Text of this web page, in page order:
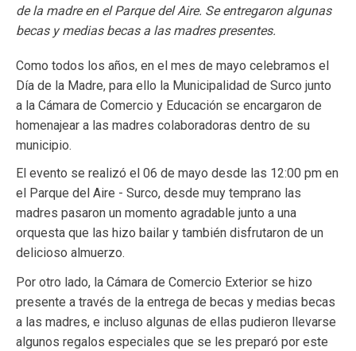
de la madre en el Parque del Aire. Se entregaron algunas
becas y medias becas a las madres presentes.
Como todos los años, en el mes de mayo celebramos el
Día de la Madre, para ello la Municipalidad de Surco junto
a la Cámara de Comercio y Educación se encargaron de
homenajear a las madres colaboradoras dentro de su
municipio.
El evento se realizó el 06 de mayo desde las 12:00 pm en
el Parque del Aire - Surco, desde muy temprano las
madres pasaron un momento agradable junto a una
orquesta que las hizo bailar y también disfrutaron de un
delicioso almuerzo.
Por otro lado, la Cámara de Comercio Exterior se hizo
presente a través de la entrega de becas y medias becas
a las madres, e incluso algunas de ellas pudieron llevarse
algunos regalos especiales que se les preparó por este